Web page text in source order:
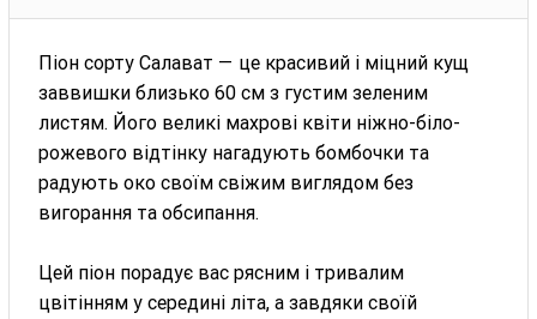
Піон сорту Салават — це красивий і міцний кущ
заввишки близько 60 см з густим зеленим
листям. Його великі махрові квіти ніжно-біло-
рожевого відтінку нагадують бомбочки та
радують око своїм свіжим виглядом без
вигорання та обсипання.
Цей піон порадує вас рясним і тривалим
цвітінням у середині літа, а завдяки своїй